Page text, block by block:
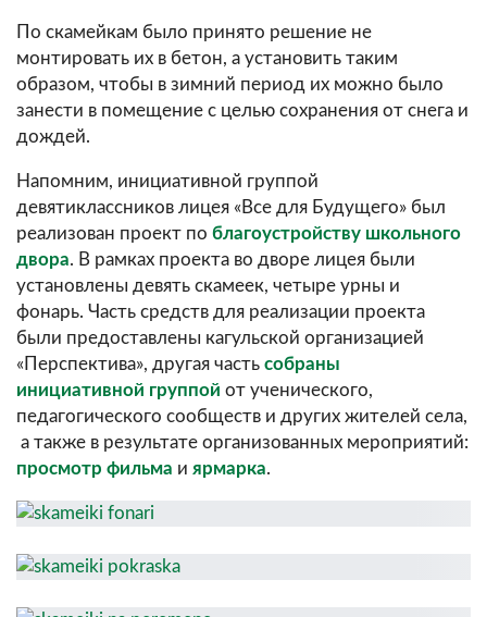
По скамейкам было принято решение не
монтировать их в бетон, а установить таким
образом, чтобы в зимний период их можно было
занести в помещение с целью сохранения от снега и
дождей.
Напомним, инициативной группой
девятиклассников лицея «Все для Будущего» был
реализован проект по благоустройству школьного
двора. В рамках проекта во дворе лицея были
установлены девять скамеек, четыре урны и
фонарь. Часть средств для реализации проекта
были предоставлены кагульской организацией
«Перспектива», другая часть собраны
инициативной группой от ученического,
педагогического сообществ и других жителей села,
а также в результате организованных мероприятий:
просмотр фильма и ярмарка.